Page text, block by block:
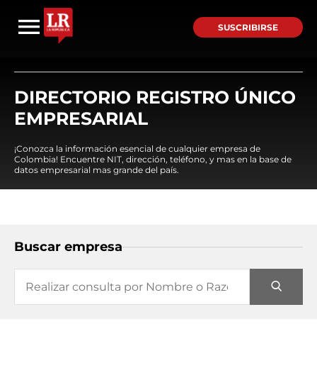
SUSCRIBIRSE
DIRECTORIO REGISTRO ÚNICO
EMPRESARIAL
¡Conozca la información esencial de cualquier empresa de
Colombia! Encuentre NIT, dirección, teléfono, y mas en la base de
datos empresarial mas grande del país.
Buscar empresa